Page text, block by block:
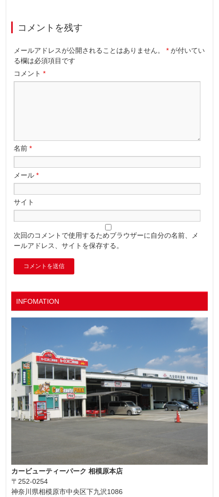
コメントを残す
メールアドレスが公開されることはありません。 * が付いてい
る欄は必須項目です
コメント*
名前*
メール*
サイト
次回のコメントで使用するためブラウザーに自分の名前、メ
ールアドレス、サイトを保存する。
INFOMATION
カービューティーパーク 相模原本店
〒252-0254
神奈川県相模原市中央区下九沢1086